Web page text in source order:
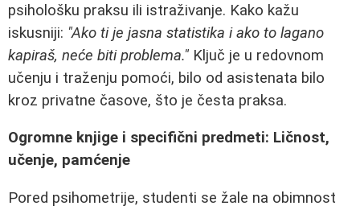
psihološku praksu ili istraživanje. Kako kažu
iskusniji: "Ako ti je jasna statistika i ako to lagano
kapiraš, neće biti problema." Ključ je u redovnom
učenju i traženju pomoći, bilo od asistenata bilo
kroz privatne časove, što je česta praksa.
Ogromne knjige i specifični predmeti: Ličnost,
učenje, pamćenje
Pored psihometrije, studenti se žale na obimnost